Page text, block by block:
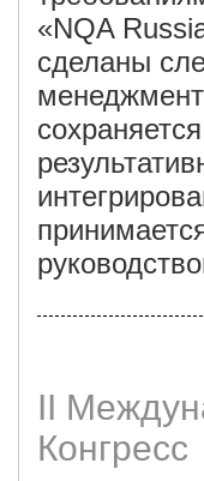
«NQA
сделаны
II
Конгресс